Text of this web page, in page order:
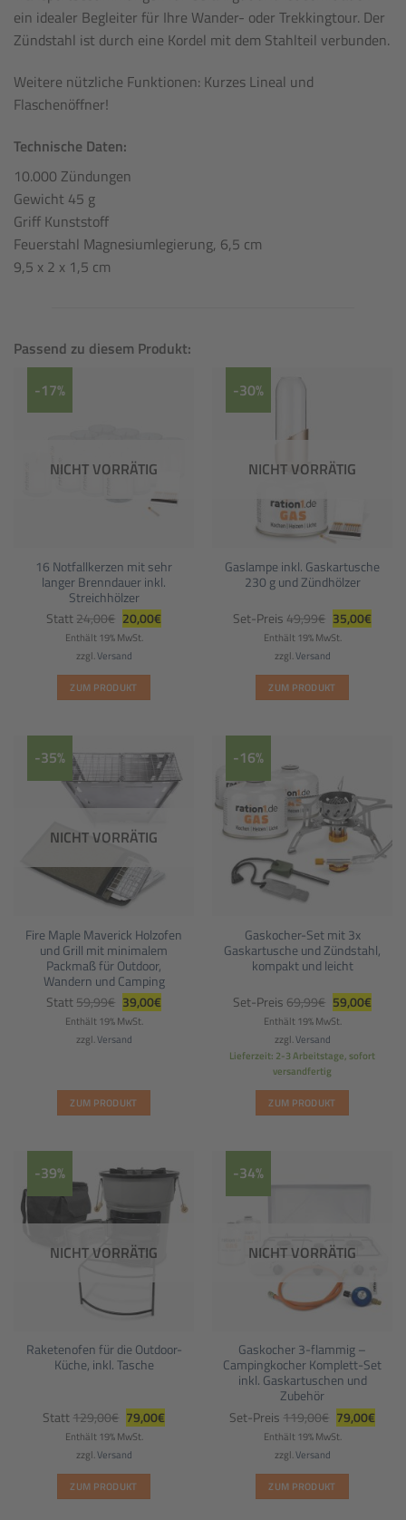
ein idealer Begleiter für Ihre Wander- oder Trekkingtour. Der
Zündstahl ist durch eine Kordel mit dem Stahlteil verbunden.
Weitere nützliche Funktionen: Kurzes Lineal und
Flaschenöffner!
Technische Daten:
10.000 Zündungen
Gewicht 45 g
Griff Kunststoff
Feuerstahl Magnesiumlegierung, 6,5 cm
9,5 x 2 x 1,5 cm
Passend zu diesem Produkt:
-17%
NICHT VORRÄTIG
16 Notfallkerzen mit sehr
langer Brenndauer inkl.
Streichhölzer
Statt 24,00€ Ursprünglicher
Preis
war:
24,00€
20,00€Aktueller
Preis
Enthält 19% MwSt.
zzgl.Versand
ZUM PRODUKT
-30%
NICHT VORRÄTIG
Gaslampe inkl. Gaskartusche
230 g und Zündhölzer
Set-Preis 49,99€ Preis
war:
35,00€Preis
Enthält 19% MwSt.
zzgl.Versand
ZUM PRODUKT
-35%
NICHT VORRÄTIG
Fire Maple Maverick Holzofen
und Grill mit minimalem
Packmaß für Outdoor,
Wandern und Camping
Statt 59,99€ Ursprünglicher
Preis
war:
59,99€
39,00€Aktueller
Preis
Enthält 19% MwSt.
zzgl.Versand
ZUM PRODUKT
-16%
Gaskocher-Set mit 3x
Gaskartusche und Zündstahl,
kompakt und leicht
Set-Preis 69,99€ Preis
war:
59,00€Preis
Enthält 19% MwSt.
zzgl.Versand
Lieferzeit: 2-3 Arbeitstage, sofort
versandfertig
ZUM PRODUKT
-39%
NICHT VORRÄTIG
Raketenofen für die Outdoor-
Küche, inkl. Tasche
Statt 129,00€ Ursprünglicher
Preis
war:
129,00€
79,00€Aktueller
Preis
Enthält 19% MwSt.
zzgl.Versand
ZUM PRODUKT
-34%
NICHT VORRÄTIG
Gaskocher 3-flammig –
Campingkocher Komplett-Set
inkl. Gaskartuschen und
Zubehör
Set-Preis 119,00€ Preis
war:
79,00€Preis
Enthält 19% MwSt.
zzgl.Versand
ZUM PRODUKT